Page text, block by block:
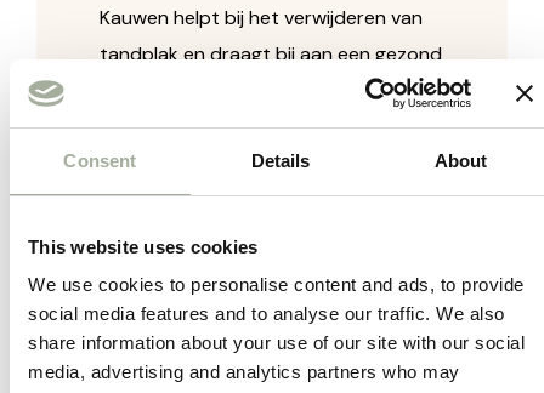
Consent Details About
This website uses cookies
We use cookies to personalise content and ads, to provide
social media features and to analyse our traffic. We also
share information about your use of our site with our social
media, advertising and analytics partners who may
Kauwen helpt bij het verwijderen van
tandplak en draagt bij aan een gezond
Geschikt voor middelgrote tot grote
honden
Door het formaat ideaal voor honden die
houden van stevig kauwen.